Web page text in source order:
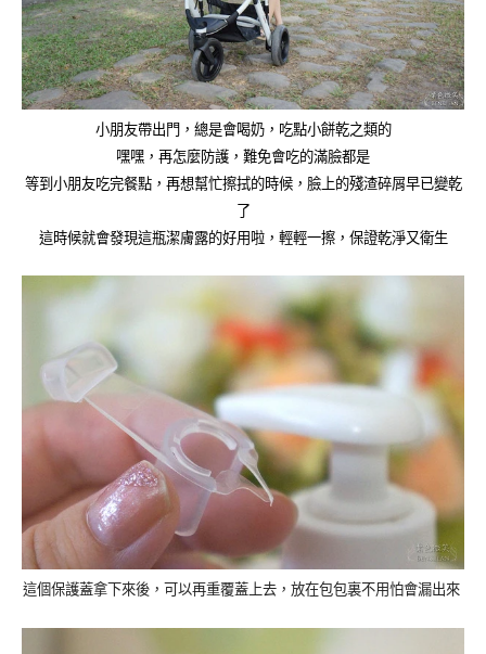
小朋友帶出門，總是會喝奶，吃點小餅乾之類的
嘿嘿，再怎麼防護，難免會吃的滿臉都是
等到小朋友吃完餐點，再想幫忙擦拭的時候，臉上的殘渣碎屑早已變乾
了
這時候就會發現這瓶潔膚露的好用啦，輕輕一擦，保證乾淨又衛生
這個保護蓋拿下來後，可以再重覆蓋上去，放在包包裏不用怕會漏出來